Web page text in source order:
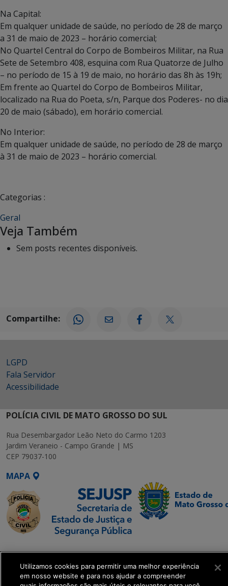
Na Capital:
Em qualquer unidade de saúde, no período de 28 de março
a 31 de maio de 2023 – horário comercial;
No Quartel Central do Corpo de Bombeiros Militar, na Rua
Sete de Setembro 408, esquina com Rua Quatorze de Julho
– no período de 15 à 19 de maio, no horário das 8h às 19h;
Em frente ao Quartel do Corpo de Bombeiros Militar,
localizado na Rua do Poeta, s/n, Parque dos Poderes- no dia
20 de maio (sábado), em horário comercial.
No Interior:
Em qualquer unidade de saúde, no período de 28 de março
à 31 de maio de 2023 – horário comercial.
Categorias :
Geral
Veja Também
Sem posts recentes disponíveis.
Compartilhe:
LGPD
Fala Servidor
Acessibilidade
POLÍCIA CIVIL DE MATO GROSSO DO SUL
Rua Desembargador Leão Neto do Carmo 1203
Jardim Veraneio - Campo Grande | MS
CEP 79037-100
MAPA
SETDIG | Secretaria-
Executiva de
Transformação Digital
Utilizamos cookies para permitir uma melhor experiência
em nosso website e para nos ajudar a compreender